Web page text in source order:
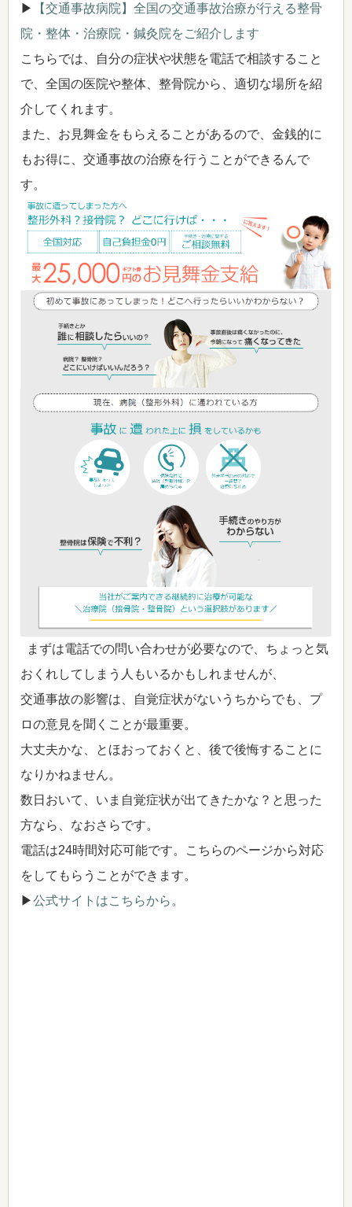
▶
【交通事故病院】全国の交通事故治療が行える整骨
院・整体・治療院・鍼灸院をご紹介します
こちらでは、自分の症状や状態を電話で相談すること
で、全国の医院や整体、整骨院から、適切な場所を紹
介してくれます。
また、お見舞金をもらえることがあるので、金銭的に
もお得に、交通事故の治療を行うことができるんで
す。
まずは電話での問い合わせが必要なので、ちょっと気
おくれしてしまう人もいるかもしれませんが、
交通事故の影響は、自覚症状がないうちからでも、プ
ロの意見を聞くことが最重要。
大丈夫かな、とほおっておくと、後で後悔することに
なりかねません。
数日おいて、いま自覚症状が出てきたかな？と思った
方なら、なおさらです。
電話は24時間対応可能です。こちらのページから対応
をしてもらうことができます。
▶公式サイトはこちらから。